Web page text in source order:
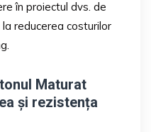
în proiectul dvs. de
reducerea costurilor
Maturat
și rezistența